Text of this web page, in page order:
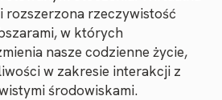
rozszerzona rzeczywistość
w których
nasze codzienne życie,
w zakresie interakcji z
środowiskami.